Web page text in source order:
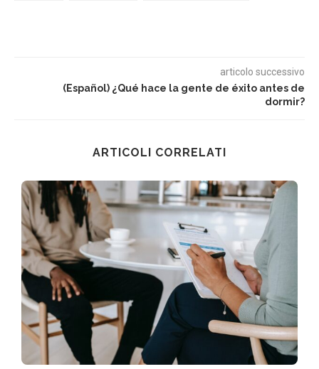
articolo successivo
(Español) ¿Qué hace la gente de éxito antes de
dormir?
ARTICOLI CORRELATI